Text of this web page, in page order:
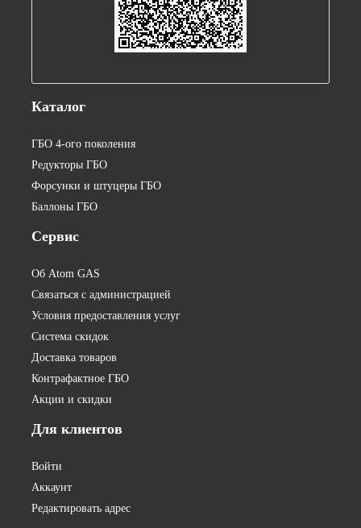
Каталог
ГБО 4-ого поколения
Редукторы ГБО
Форсунки и штуцеры ГБО
Баллоны ГБО
Сервис
Об Atom GAS
Связаться с администрацией
Условия предоставления услуг
Система скидок
Доставка товаров
Контрафактное ГБО
Акции и скидки
Для клиентов
Войти
Аккаунт
Редактировать адрес